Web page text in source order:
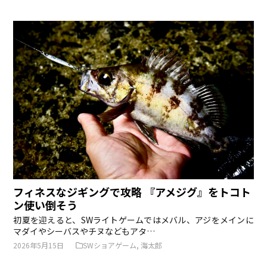
フィネスなジギングで攻略 『アメジグ』をトコト
ン使い倒そう
初夏を迎えると、SWライトゲームではメバル、アジをメインに
マダイやシーバスやチヌなどもアタ…
2026年5月15日 SWショアゲーム,海太郎